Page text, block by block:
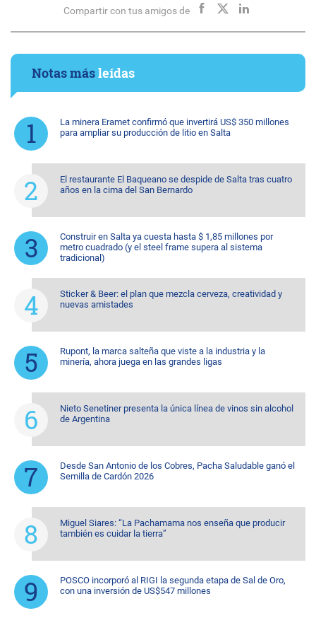
Compartir con tus amigos de
Notas másleídas
La minera Eramet confirmó que invertirá US$ 350 millones
para ampliar su producción de litio en Salta
El restaurante El Baqueano se despide de Salta tras cuatro
años en la cima del San Bernardo
Construir en Salta ya cuesta hasta $ 1,85 millones por
metro cuadrado (y el steel frame supera al sistema
tradicional)
Sticker & Beer: el plan que mezcla cerveza, creatividad y
nuevas amistades
Rupont, la marca salteña que viste a la industria y la
minería, ahora juega en las grandes ligas
Nieto Senetiner presenta la única línea de vinos sin alcohol
de Argentina
Desde San Antonio de los Cobres, Pacha Saludable ganó el
Semilla de Cardón 2026
Miguel Siares: “La Pachamama nos enseña que producir
también es cuidar la tierra”
POSCO incorporó al RIGI la segunda etapa de Sal de Oro,
con una inversión de US$547 millones